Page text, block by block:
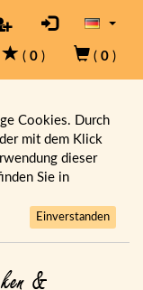
( 0 ) ( 0 )
Cookies. Durch
mit dem Klick
dieser
Sie in
Einverstanden